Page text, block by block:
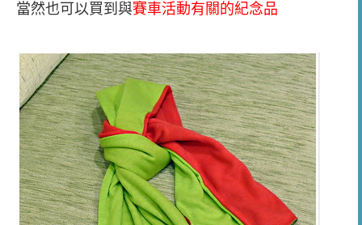
當然也可以買到與賽車活動有關的紀念品